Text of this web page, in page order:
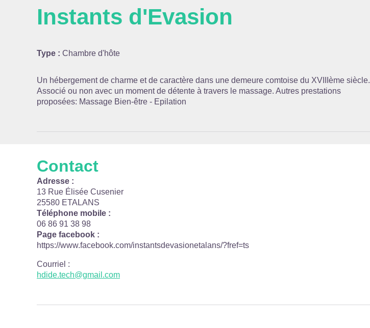
Instants d'Evasion
Type : Chambre d'hôte
Un hébergement de charme et de caractère dans une demeure comtoise du XVIIIème siècle.
Associé ou non avec un moment de détente à travers le massage. Autres prestations
proposées: Massage Bien-être - Epilation
Contact
Adresse :
13 Rue Élisée Cusenier
25580 ETALANS
Téléphone mobile :
06 86 91 38 98
Page facebook :
https://www.facebook.com/instantsdevasionetalans/?fref=ts
Courriel :
hdide.tech@gmail.com